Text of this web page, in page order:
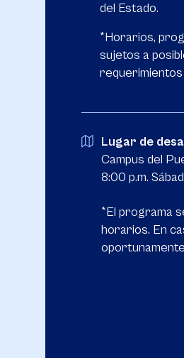
del Estado.
*Horarios,
sujetos a
Lugar de
Campus del
8:00 p.m.
*El programa
horarios. En